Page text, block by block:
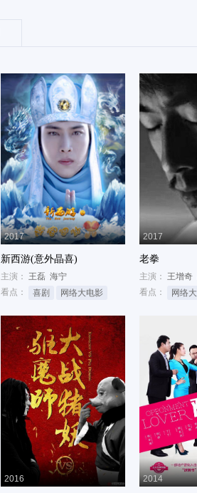
2017
新西游(意外晶喜)
主演： 王磊 海宁
看点：
喜剧 网络大电影
2017
老拳
主演： 王增奇
看点：
网络
2016 2014